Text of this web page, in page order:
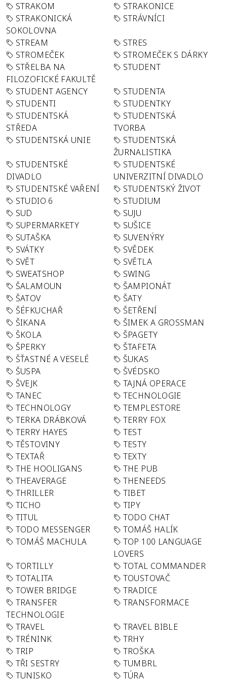
STRAKOM
STRAKONICE
STRAKONICKÁ
SOKOLOVNA
STRÁVNÍCI
STREAM
STRES
STROMEČEK
STROMEČEK S DÁRKY
STŘELBA NA
FILOZOFICKÉ FAKULTĚ
STUDENT
STUDENT AGENCY
STUDENTA
STUDENTI
STUDENTKY
STUDENTSKÁ
STŘEDA
STUDENTSKÁ
TVORBA
STUDENTSKÁ UNIE
STUDENTSKÁ
ŽURNALISTIKA
STUDENTSKÉ
DIVADLO
STUDENTSKÉ
UNIVERZITNÍ DIVADLO
STUDENTSKÉ VAŘENÍ
STUDENTSKÝ ŽIVOT
STUDIO 6
STUDIUM
SUD
SUJU
SUPERMARKETY
SUŠICE
SUTAŠKA
SUVENÝRY
SVÁTKY
SVĚDEK
SVĚT
SVĚTLA
SWEATSHOP
SWING
ŠALAMOUN
ŠAMPIONÁT
ŠATOV
ŠATY
ŠÉFKUCHAŘ
ŠETŘENÍ
ŠIKANA
ŠIMEK A GROSSMAN
ŠKOLA
ŠPAGETY
ŠPERKY
ŠTAFETA
ŠŤASTNÉ A VESELÉ
ŠUKAS
ŠUSPA
ŠVÉDSKO
ŠVEJK
TAJNÁ OPERACE
TANEC
TECHNOLOGIE
TECHNOLOGY
TEMPLESTORE
TERKA DRÁBKOVÁ
TERRY FOX
TERRY HAYES
TEST
TĚSTOVINY
TESTY
TEXTAŘ
TEXTY
THE HOOLIGANS
THE PUB
THEAVERAGE
THENEEDS
THRILLER
TIBET
TICHO
TIPY
TITUL
TODO CHAT
TODO MESSENGER
TOMÁŠ HALÍK
TOMÁŠ MACHULA
TOP 100 LANGUAGE
LOVERS
TORTILLY
TOTAL COMMANDER
TOTALITA
TOUSTOVAČ
TOWER BRIDGE
TRADICE
TRANSFER
TECHNOLOGIE
TRANSFORMACE
TRAVEL
TRAVEL BIBLE
TRÉNINK
TRHY
TRIP
TROŠKA
TŘI SESTRY
TUMBRL
TUNISKO
TÚRA